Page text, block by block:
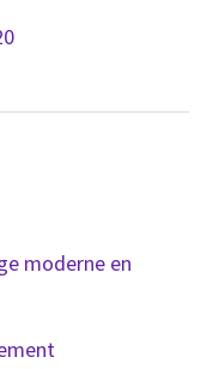
moderne en